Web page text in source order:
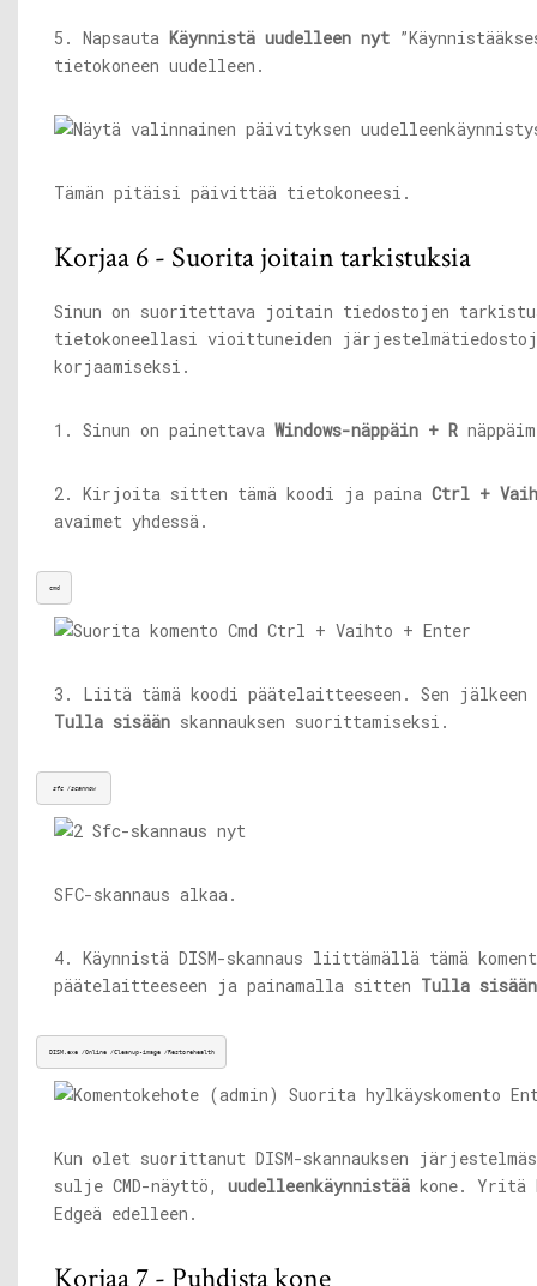
5. Napsauta Käynnistä uudelleen nyt
tietokoneen uudelleen.
Tämän pitäisi päivittää tietokoneesi.
Korjaa 6 - Suorita joitain tarkistuksia
Sinun on suoritettava joitain tiedostojen
tietokoneellasi vioittuneiden
korjaamiseksi.
1. Sinun on painettava Windows-näppäin + R
2. Kirjoita sitten tämä koodi ja paina Ctrl +
avaimet yhdessä.
cmd
3. Liitä tämä koodi päätelaitteeseen. Sen jälkeen
Tulla sisään skannauksen suorittamiseksi.
sfc /scannow
SFC-skannaus alkaa.
4. Käynnistä DISM-skannaus liittämällä tämä
päätelaitteeseen ja painamalla sitten Tulla sisään
DISM.exe /Online /Cleanup-image /Restorehealth
Kun olet suorittanut DISM-skannauksen
sulje CMD-näyttö, uudelleenkäynnistää kone. Yritä
Edgeä edelleen.
Korjaa 7 - Puhdista kone